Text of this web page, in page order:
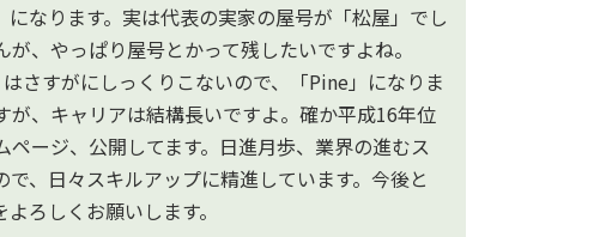
になります。実は代表の実家の屋号が「松屋」でし
、やっぱり屋号とかって残したいですよね。
さすがにしっくりこないので、「Pine」になりま
が、キャリアは結構長いですよ。確か平成16年位
ページ、公開してます。日進月歩、業界の進むス
で、日々スキルアップに精進しています。今後と
ろしくお願いします。